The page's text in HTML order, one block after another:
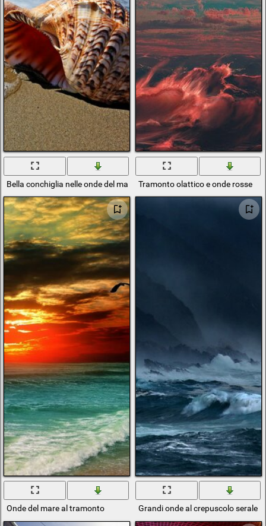
Bella conchiglia nelle onde del mare Tramonto olattico e onde rosse
Onde del mare al tramonto Grandi onde al crepuscolo serale